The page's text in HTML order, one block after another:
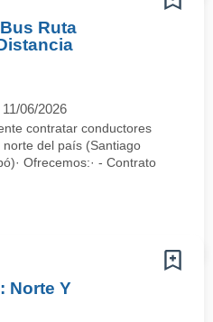
Ruta
11/06/2026
contratar conductores
del país (Santiago
Ofrecemos:· - Contrato
Norte Y